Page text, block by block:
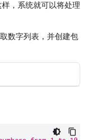
，系统就可以将处理
数字列表，并创建包